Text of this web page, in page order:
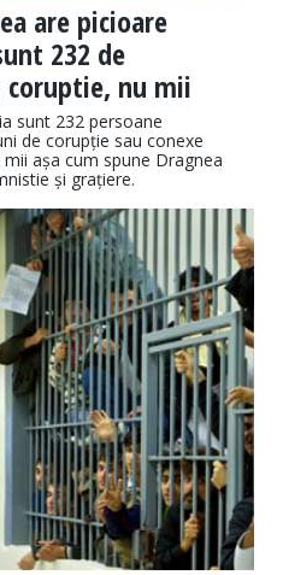
are picioare
232 de
nu mii
sunt 232 persoane
de corupție sau conexe
așa cum spune Dragnea
și grațiere.